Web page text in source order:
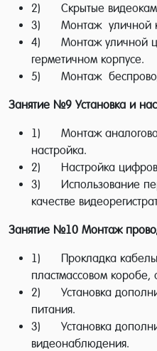
могут произвести
обслуживание
Профессия по
востребована,
является гарантией
Как выбрать курсы
видеонаблюдения
При выборе
торопиться, так как
видеонаблюдения и
квалифицированных
практиков, имеющих
установке и
видеонаблюдения,
2) Скрытые
3) Монтаж уличной
4) Монтаж уличной
герметичном корпусе.
5) Монтаж
Занятие №9 Установка и
1) Монтаж
настройка.
2) Настройка
3) Использование
качестве
Занятие №10 Монтаж
1) Прокладка
пластмассовом коробе,
2) Установка
питания.
3) Установка
видеонаблюдения.